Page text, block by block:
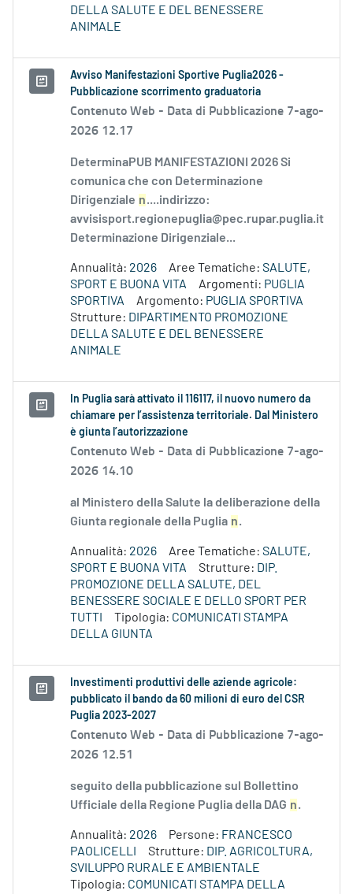
DELLA SALUTE E DEL BENESSERE
ANIMALE
Avviso Manifestazioni Sportive Puglia2026 -
Pubblicazione scorrimento graduatoria
Contenuto Web - Data di Pubblicazione 7-ago-
2026 12.17
DeterminaPUB MANIFESTAZIONI 2026 Si
comunica che con Determinazione
Dirigenziale n....indirizzo:
avvisisport.regionepuglia@pec.rupar.puglia.it
Determinazione Dirigenziale...
Annualità: 2026 Aree Tematiche: SALUTE,
SPORT E BUONA VITA
Argomenti: PUGLIA
SPORTIVA
Argomento: PUGLIA SPORTIVA
Strutture: DIPARTIMENTO PROMOZIONE
DELLA SALUTE E DEL BENESSERE
ANIMALE
In Puglia sarà attivato il 116117, il nuovo numero da
chiamare per l’assistenza territoriale. Dal Ministero
è giunta l’autorizzazione
Contenuto Web - Data di Pubblicazione 7-ago-
2026 14.10
al Ministero della Salute la deliberazione della
Giunta regionale della Puglia n.
Annualità: 2026 Aree Tematiche: SALUTE,
SPORT E BUONA VITA
Strutture: DIP.
PROMOZIONE DELLA SALUTE, DEL
BENESSERE SOCIALE E DELLO SPORT PER
TUTTI
Tipologia: COMUNICATI STAMPA
DELLA GIUNTA
Investimenti produttivi delle aziende agricole:
pubblicato il bando da 60 milioni di euro del CSR
Puglia 2023-2027
Contenuto Web - Data di Pubblicazione 7-ago-
2026 12.51
seguito della pubblicazione sul Bollettino
Ufficiale della Regione Puglia della DAG n.
Annualità: 2026 Persone: FRANCESCO
PAOLICELLI
Strutture: DIP. AGRICOLTURA,
SVILUPPO RURALE E AMBIENTALE
Tipologia: COMUNICATI STAMPA DELLA